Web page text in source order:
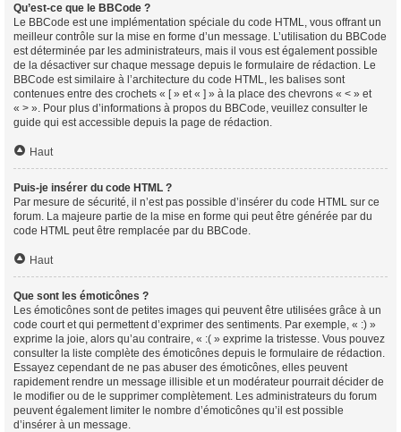
Qu’est-ce que le BBCode ?
Le BBCode est une implémentation spéciale du code HTML, vous offrant un
meilleur contrôle sur la mise en forme d’un message. L’utilisation du BBCode
est déterminée par les administrateurs, mais il vous est également possible
de la désactiver sur chaque message depuis le formulaire de rédaction. Le
BBCode est similaire à l’architecture du code HTML, les balises sont
contenues entre des crochets « [ » et « ] » à la place des chevrons « < » et
« > ». Pour plus d’informations à propos du BBCode, veuillez consulter le
guide qui est accessible depuis la page de rédaction.
Haut
Puis-je insérer du code HTML ?
Par mesure de sécurité, il n’est pas possible d’insérer du code HTML sur ce
forum. La majeure partie de la mise en forme qui peut être générée par du
code HTML peut être remplacée par du BBCode.
Haut
Que sont les émoticônes ?
Les émoticônes sont de petites images qui peuvent être utilisées grâce à un
code court et qui permettent d’exprimer des sentiments. Par exemple, « :) »
exprime la joie, alors qu’au contraire, « :( » exprime la tristesse. Vous pouvez
consulter la liste complète des émoticônes depuis le formulaire de rédaction.
Essayez cependant de ne pas abuser des émoticônes, elles peuvent
rapidement rendre un message illisible et un modérateur pourrait décider de
le modifier ou de le supprimer complètement. Les administrateurs du forum
peuvent également limiter le nombre d’émoticônes qu’il est possible
d’insérer à un message.